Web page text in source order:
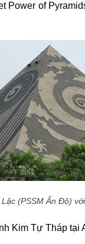
Power of
(PSSM Ấn Độ)
Kim Tự Tháp tại